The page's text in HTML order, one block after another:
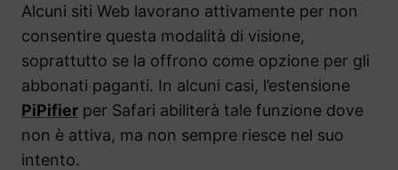
Alcuni siti Web lavorano attivamente per non
consentire questa modalità di visione,
soprattutto se la offrono come opzione per gli
abbonati paganti. In alcuni casi, l’estensione
PiPifier per Safari abiliterà tale funzione dove
non è attiva, ma non sempre riesce nel suo
intento.